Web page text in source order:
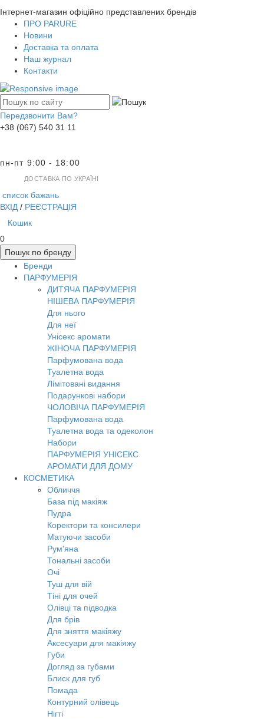
Інтернет-магазин офіційно представлених брендів
ПРО PARURE
Новини
Доставка та оплата
Наш журнал
Контакти
Передзвонити Вам?
+38 (067) 540 31 11
пн-пт 9:00 - 18:00
ДОСТАВКА ПО УКРАЇНІ
список бажань
ВХІД / РЕЄСТРАЦІЯ
Кошик
0
Пошук по бренду
Бренди
ПАРФУМЕРІЯ
ДИТЯЧА ПАРФУМЕРІЯ
НІШЕВА ПАРФУМЕРІЯ
Для нього
Для неї
Унісекс аромати
ЖІНОЧА ПАРФУМЕРІЯ
Парфумована вода
Туалетна вода
Лімітовані видання
Подарункові набори
ЧОЛОВІЧА ПАРФУМЕРІЯ
Парфумована вода
Туалетна вода та одеколон
Набори
ПАРФУМЕРІЯ УНІСЕКС
АРОМАТИ ДЛЯ ДОМУ
КОСМЕТИКА
Обличчя
База під макіяж
Пудра
Коректори та консилери
Матуючи засоби
Рум'яна
Тональні засоби
Очі
Туш для вій
Тіні для очей
Олівці та підводка
Для брів
Для зняття макіяжу
Аксесуари для макіяжу
Губи
Догляд за губами
Блиск для губ
Помада
Контурний олівець
Нігті